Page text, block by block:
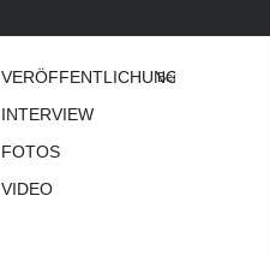
VERÖFFENTLICHUNGEN
INTERVIEW
FOTOS
VIDEO
Bei